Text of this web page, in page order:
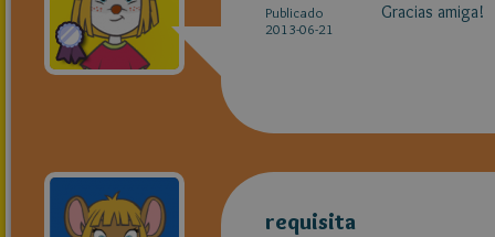
Publicado
2013-06-21
Gracias amiga!
requisita